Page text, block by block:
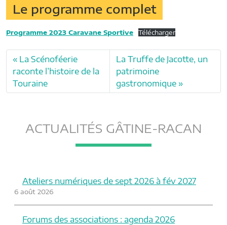
Le programme complet
Programme 2023 Caravane Sportive Télécharger
La Scénoféerie
raconte l’histoire de la
Touraine
La Truffe de Jacotte, un
patrimoine
gastronomique
ACTUALITÉS GÂTINE-RACAN
Ateliers numériques de sept 2026 à fév 2027
6 août 2026
Forums des associations : agenda 2026